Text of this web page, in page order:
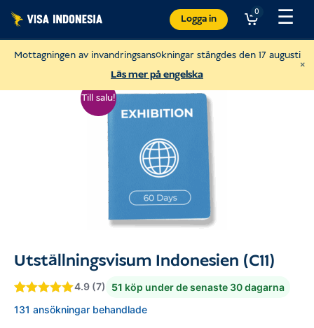
Hoppa
innehåll
Logga in
0 ☰
Mottagningen av invandringsansökningar stängdes den 17 augusti
Läs mer på engelska
×
Till salu!
Utställningsvisum Indonesien (C11)
Betygsatt
4.9av 5
4.9
4.9 (7) 51 köp under de senaste 30 dagarna
131 ansökningar behandlade
Donera till Villa Kitty
och hjälpa katter på Bali